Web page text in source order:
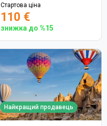
Стартова ціна
110 €
знижка до %15
Найкращий продавець